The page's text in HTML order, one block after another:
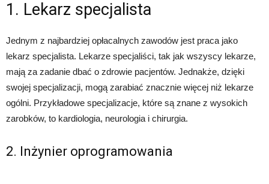
1. Lekarz specjalista
Jednym z najbardziej opłacalnych zawodów jest praca jako
lekarz specjalista. Lekarze specjaliści, tak jak wszyscy lekarze,
mają za zadanie dbać o zdrowie pacjentów. Jednakże, dzięki
swojej specjalizacji, mogą zarabiać znacznie więcej niż lekarze
ogólni. Przykładowe specjalizacje, które są znane z wysokich
zarobków, to kardiologia, neurologia i chirurgia.
2. Inżynier oprogramowania